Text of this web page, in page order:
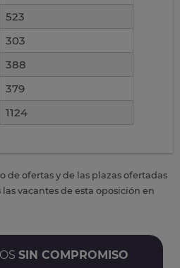
523
303
388
379
1124
de ofertas y de las plazas ofertadas
vacantes de esta oposición en
SIN COMPROMISO